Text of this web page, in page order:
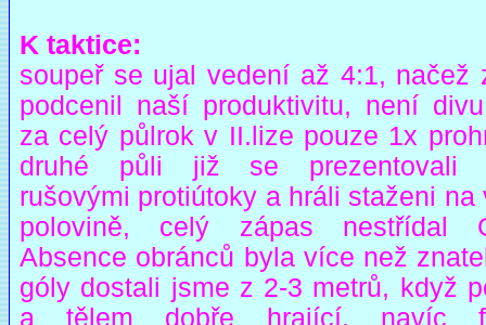
K taktice:
soupeř se ujal vedení až 4:1, načež
podcenil naší produktivitu, není
za celý půlrok v II.lize pouze 1x
druhé půli již se prezentovali
rušovými protiútoky a hráli staženi na
polovině, celý zápas nestřídal
Absence obránců byla více než
góly dostali jsme z 2-3 metrů, když
a tělem dobře hrající, navíc